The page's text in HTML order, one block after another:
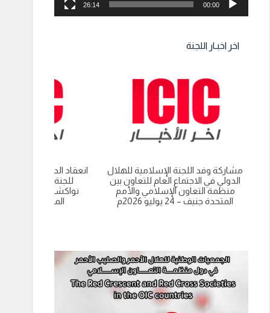
00:00
26:14
اخر اخبـار اللجنة
مشاركة وفد اللجنة الإسلامية للهلال
الدولي في الاجتماع العام للتعاون بين
منظمة التعاون الإسلامي والأمم
المتحدة جنيف – 24 يوليو 2026م
انعقاد الدورة العادية
للجنة الاسلامية
نواكشوط-
الموريتانية 9 يوليو 2026م